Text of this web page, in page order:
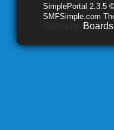
SimplePortal 2.3.5
SMFSimple.com
Boards